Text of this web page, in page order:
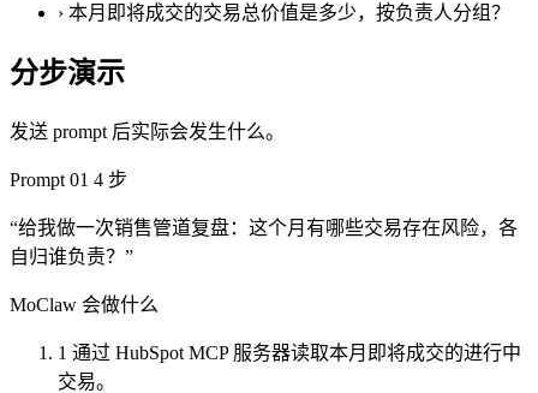
› 本月即将成交的交易总价值是多少，按负责人分组？
分步演示
发送 prompt 后实际会发生什么。
Prompt 01 4 步
“给我做一次销售管道复盘：这个月有哪些交易存在风险，各
自归谁负责？”
MoClaw 会做什么
1 通过 HubSpot MCP 服务器读取本月即将成交的进行中
交易。